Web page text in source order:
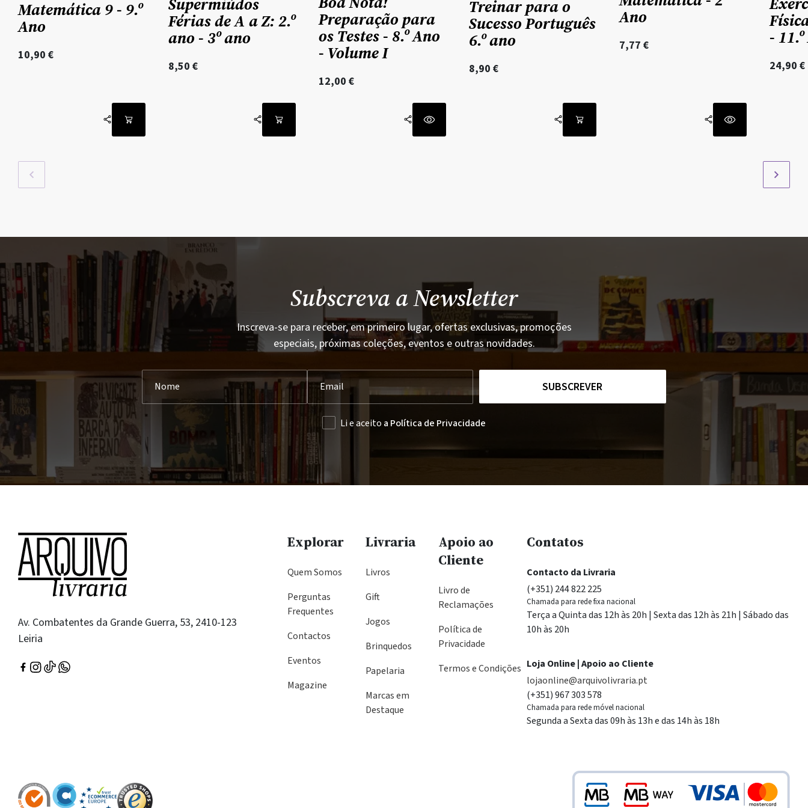
Matemática 9 - 9.º
Ano
10,90 €
Férias de A a Z: 2.º
ano - 3º ano
8,50 €
Preparação para
os Testes - 8.º Ano
- Volume I
12,00 €
Treinar para o
Sucesso Português
6.º ano
8,90 €
Ano
7,77 € -
24,90 €
Subscreva a Newsletter
Inscreva-se para receber, em primeiro lugar, ofertas exclusivas, promoções
especiais, próximas coleções, eventos e outras novidades.
SUBSCREVER
Li e aceito a Política de Privacidade
Av. Combatentes da Grande Guerra, 53, 2410-123
Leiria
Explorar
Quem Somos
Perguntas
Frequentes
Contactos
Eventos
Magazine
Livraria
Livros
Gift
Jogos
Brinquedos
Papelaria
Marcas em
Destaque
Apoio ao
Cliente
Livro de
Reclamações
Política de
Privacidade
Termos e Condições
Contatos
Contacto da Livraria
(+351) 244 822 225
Chamada para rede fixa nacional
Terça a Quinta das 12h às 20h | Sexta das 12h às 21h | Sábado das
10h às 20h
Loja Online | Apoio ao Cliente
lojaonline@arquivolivraria.pt
(+351) 967 303 578
Chamada para rede móvel nacional
Segunda a Sexta das 09h às 13h e das 14h às 18h